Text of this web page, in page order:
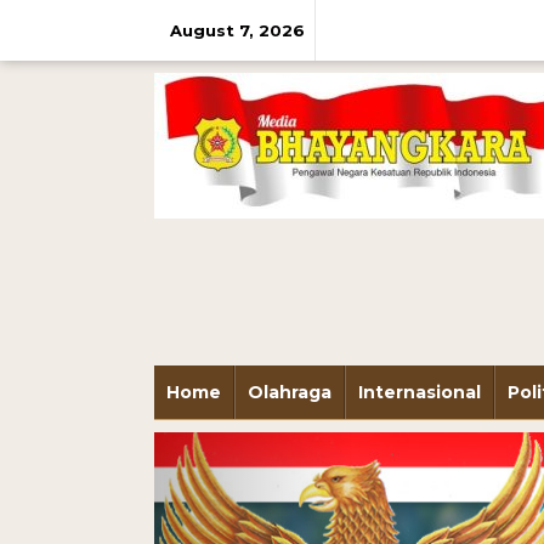
August 7, 2026
Home Olahraga Internasional